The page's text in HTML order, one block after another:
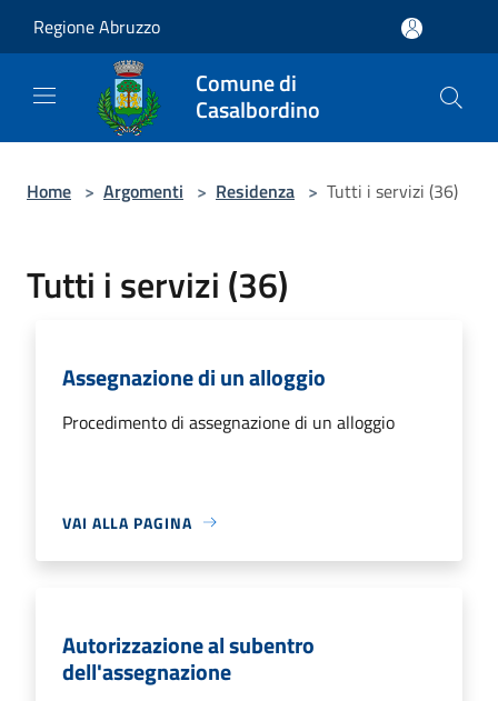
Regione Abruzzo
Comune di
Casalbordino
Home > Argomenti > Residenza > Tutti i servizi (36)
Tutti i servizi (36)
Assegnazione di un alloggio
Procedimento di assegnazione di un alloggio
VAI ALLA PAGINA
Autorizzazione al subentro
dell'assegnazione